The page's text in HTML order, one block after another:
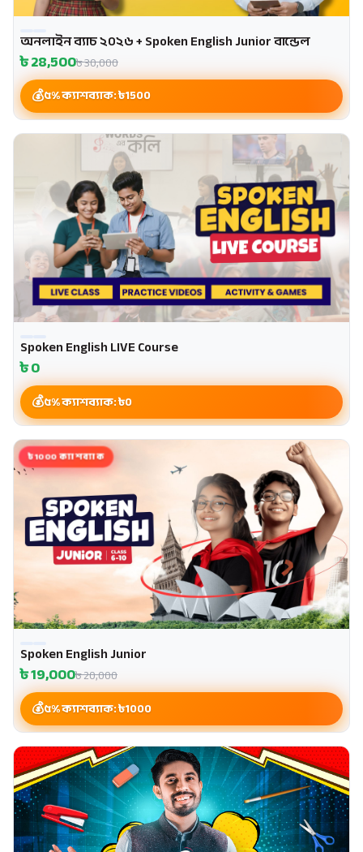
অনলাইন ব্যাচ ২০২৬ + Spoken English Junior বান্ডেল
৳28,500৳30,000
৫% ক্যাশব্যাক: ৳1500
Spoken English LIVE Course
৳0
৫% ক্যাশব্যাক: ৳0
৳1000 ক্যাশব্যাক
Spoken English Junior
৳19,000৳20,000
৫% ক্যাশব্যাক: ৳1000